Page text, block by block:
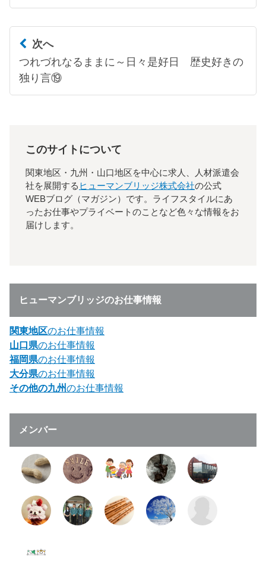
次へ
つれづれなるままに～日々是好日 歴史好きの
独り言⑲
このサイトについて
関東地区・九州・山口地区を中心に求人、人材派遣会
社を展開する ヒューマンブリッジ株式会社の公式
WEBブログ（マガジン）です。ライフスタイルにあ
ったお仕事やプライベートのことなど色々な情報をお
届けします。
ヒューマンブリッジのお仕事情報
関東地区のお仕事情報
山口県のお仕事情報
福岡県のお仕事情報
大分県のお仕事情報
その他の九州のお仕事情報
メンバー